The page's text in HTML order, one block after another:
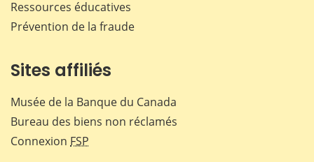
Ressources éducatives
Prévention de la fraude
Sites affiliés
Musée de la Banque du Canada
Bureau des biens non réclamés
Connexion FSP